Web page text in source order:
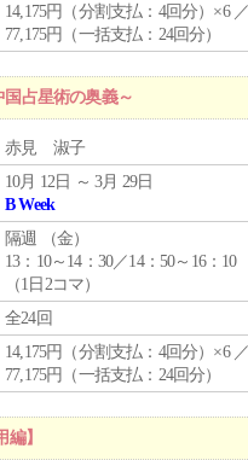
14,175円（分割支払：4回分）×6
77,175円（一括支払：24回分）
占星術の奥義～
赤見 淑子
10月 12日 ～ 3月 29日
B Week
隔週 （金）
13：10～14：30／14：50～16：10
（1日2コマ）
全24回
14,175円（分割支払：4回分）×6
77,175円（一括支払：24回分）
】